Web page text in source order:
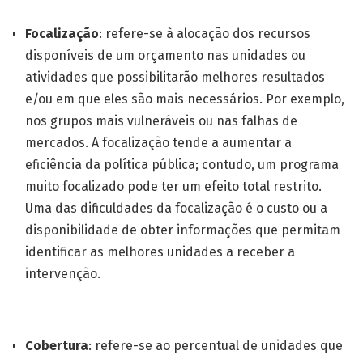
Focalização: refere-se à alocação dos recursos
disponíveis de um orçamento nas unidades ou
atividades que possibilitarão melhores resultados
e/ou em que eles são mais necessários. Por exemplo,
nos grupos mais vulneráveis ou nas falhas de
mercados. A focalização tende a aumentar a
eficiência da política pública; contudo, um programa
muito focalizado pode ter um efeito total restrito.
Uma das dificuldades da focalização é o custo ou a
disponibilidade de obter informações que permitam
identificar as melhores unidades a receber a
intervenção.
Cobertura: refere-se ao percentual de unidades que